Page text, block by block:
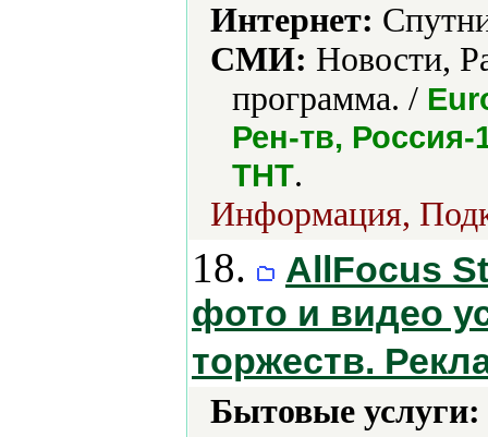
Интернет:
СМИ: Новости,
программа. /
Рен-тв,
ТНТ.
Информация,
18.
AllFocus
фото и видео
торжеств.
Бытовые услуги: